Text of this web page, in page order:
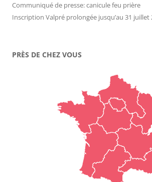
Communiqué de presse: canicule feu prière
Inscription Valpré prolongée jusqu’au 31 juillet
PRÈS DE CHEZ VOUS